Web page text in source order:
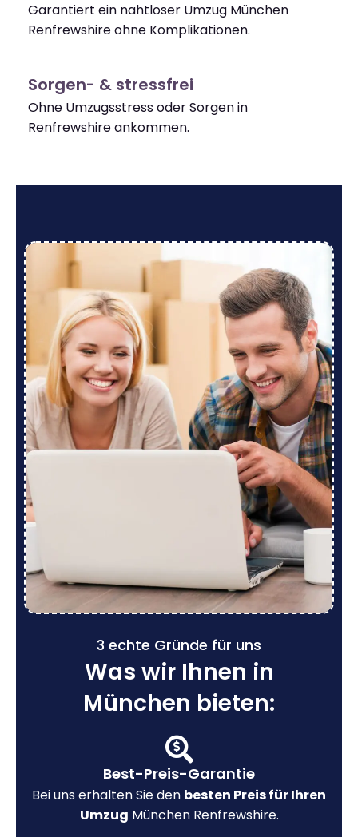
Garantiert ein nahtloser Umzug München
Renfrewshire ohne Komplikationen.
Sorgen- & stressfrei
Ohne Umzugsstress oder Sorgen in
Renfrewshire ankommen.
3 echte Gründe für uns
Was wir Ihnen in
München bieten:
Best-Preis-Garantie
Bei uns erhalten Sie den besten Preis für Ihren
Umzug München Renfrewshire.